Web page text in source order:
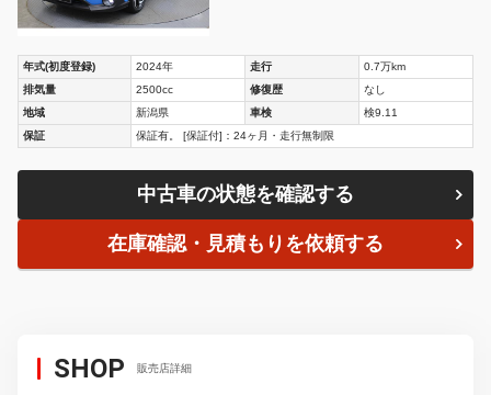
年式(初度登録) 2024年 走行
0.7万km
排気量
2500cc 修復歴
なし
地域
新潟県 車検
検9.11
保証
保証有。 [保証付]：24ヶ月・走行無制限
中古車の状態を確認する
在庫確認・見積もりを依頼する
SHOP 販売店詳細